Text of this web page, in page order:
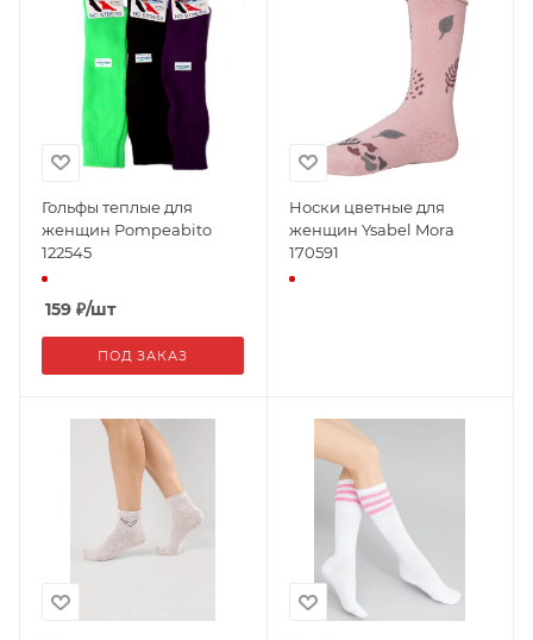
Гольфы теплые для
женщин Pompeabito
122545
159 ₽/шт
ПОД ЗАКАЗ
Носки цветные для
женщин Ysabel Mora
170591